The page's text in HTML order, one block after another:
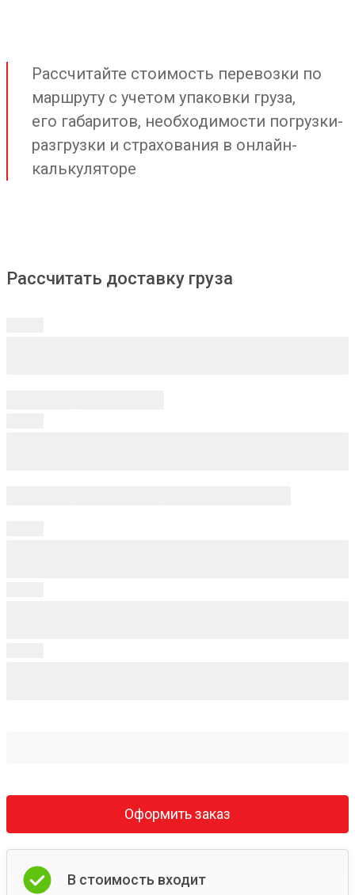
Рассчитайте стоимость перевозки по
маршруту с учетом упаковки груза,
его габаритов, необходимости погрузки-
разгрузки и страхования в онлайн-
калькуляторе
Рассчитать доставку груза
Оформить заказ
В стоимость входит